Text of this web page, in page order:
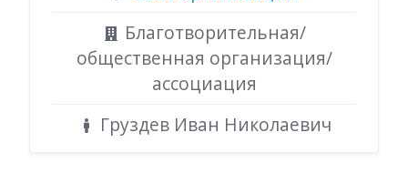
Благотворительная/
общественная организация/
ассоциация
Груздев Иван Николаевич